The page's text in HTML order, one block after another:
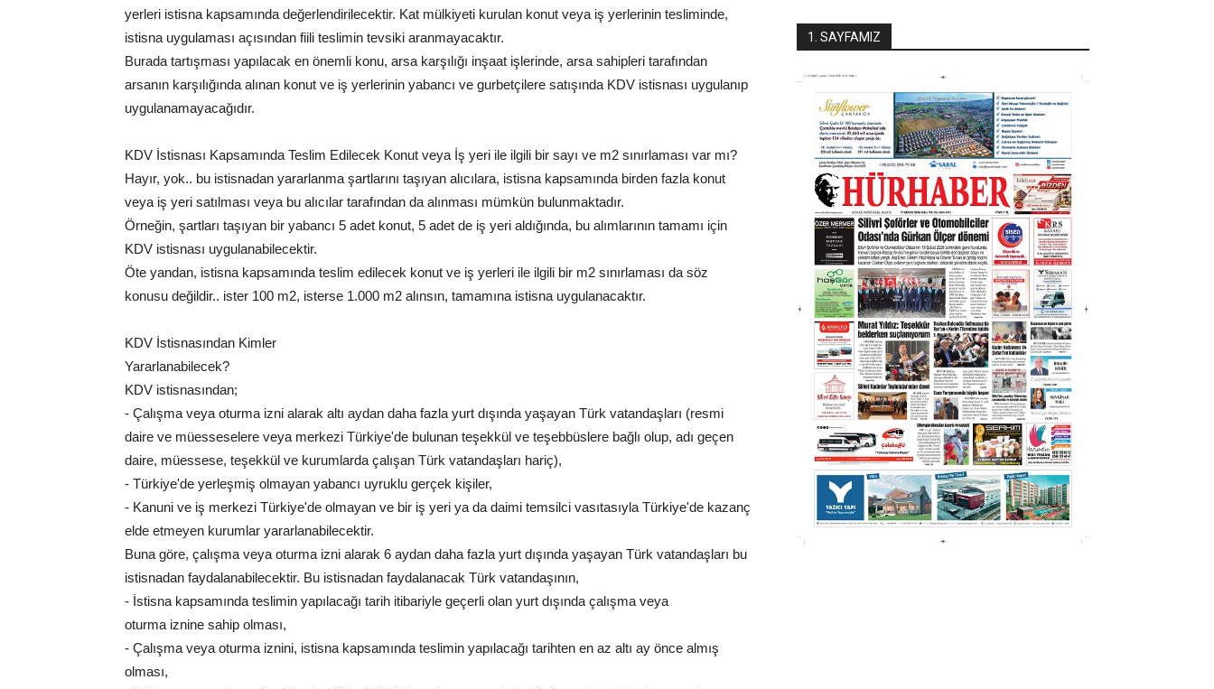
yerleri istisna kapsamında değerlendirilecektir. Kat mülkiyeti kurulan konut veya iş yerlerinin tesliminde,
istisna uygulaması açısından fiili teslimin tevsiki aranmayacaktır.
Burada tartışması yapılacak en önemli konu, arsa karşılığı inşaat işlerinde, arsa sahipleri tarafından
arsanın karşılığında alınan konut ve iş yerlerinin yabancı ve gurbetçilere satışında KDV istisnası uygulanıp
uygulanamayacağıdır.
KDV İstisnası Kapsamında Teslim Edilecek Konut veya İş yeri ile ilgili bir sayı ve m2 sınırlaması var mı?
Hayır, yok.. bu istisnadan yararlanma şartlarını taşıyan alıcılara, istisna kapsamında birden fazla konut
veya iş yeri satılması veya bu alıcılar tarafından da alınması mümkün bulunmaktadır.
Örneğin, şartları taşıyan bir yabancı 5 adet konut, 5 adet de iş yeri aldığında, bu alımlarının tamamı için
KDV istisnası uygulanabilecektir.
Öte yandan, istisna kapsamında teslim edilecek konut ve iş yerleri ile ilgili bir m2 sınırlaması da söz
konusu değildir.. ister 100 m2, isterse 1.000 m2 alınsın, tamamına istisna uygulanacaktır.
KDV İstisnasından Kimler
Yararlanabilecek?
KDV istisnasından;
- Çalışma veya oturma izni alarak altı aydan daha fazla yurt dışında yaşayan Türk vatandaşları (resmi
daire ve müesseselere veya merkezi Türkiye'de bulunan teşekkül ve teşebbüslere bağlı olup, adı geçen
daire, müessese, teşekkül ve kurumlarda çalışan Türk vatandaşları hariç),
- Türkiye'de yerleşmiş olmayan yabancı uyruklu gerçek kişiler,
- Kanuni ve iş merkezi Türkiye'de olmayan ve bir iş yeri ya da daimi temsilci vasıtasıyla Türkiye'de kazanç
elde etmeyen kurumlar yararlanabilecektir.
Buna göre, çalışma veya oturma izni alarak 6 aydan daha fazla yurt dışında yaşayan Türk vatandaşları bu
istisnadan faydalanabilecektir. Bu istisnadan faydalanacak Türk vatandaşının,
- İstisna kapsamında teslimin yapılacağı tarih itibariyle geçerli olan yurt dışında çalışma veya
oturma iznine sahip olması,
- Çalışma veya oturma iznini, istisna kapsamında teslimin yapılacağı tarihten en az altı ay önce almış
olması,
1. SAYFAMIZ